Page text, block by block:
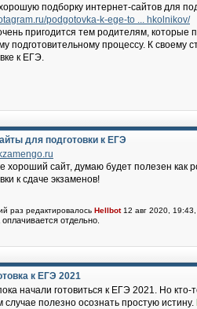
подборку интернет-сайтов для
podgotovka-k-ege-to ... hkolnikov/
пригодится тем родителям, которые
подготовительному процессу. К своему
к ЕГЭ.
для подготовки к ЕГЭ
хороший сайт, думаю будет полезен как
к сдаче экзаменов!
раз редактировалось Hellbot12 авг 2020, 19:43,
отдельно.
к ЕГЭ 2021
начали готовиться к ЕГЭ 2021. Но
случае полезно осознать простую истину.